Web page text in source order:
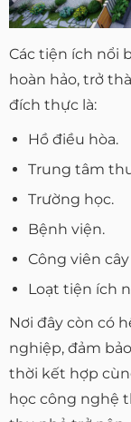
Các tiện ích nổi
hoàn hảo, trở
đích thực là:
Hồ điều hòa.
Trung tâm
Trường học.
Bệnh viện.
Công viên
Loạt tiện ích
Nơi đây còn có
nghiệp, đảm
thời kết hợp
học công nghệ